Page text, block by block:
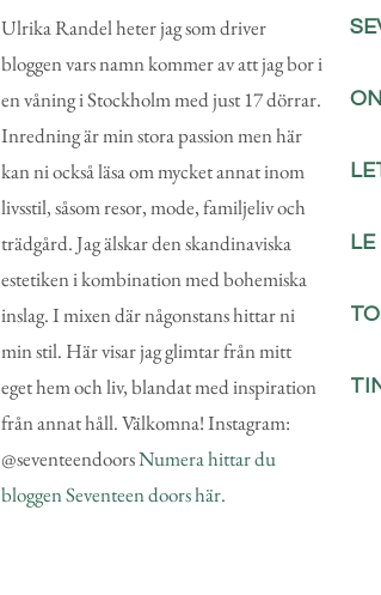
Ulrika Randel heter jag som driver
bloggen vars namn kommer av att jag bor i
en våning i Stockholm med just 17 dörrar.
Inredning är min stora passion men här
kan ni också läsa om mycket annat inom
livsstil, såsom resor, mode, familjeliv och
trädgård. Jag älskar den skandinaviska
estetiken i kombination med bohemiska
inslag. I mixen där någonstans hittar ni
min stil. Här visar jag glimtar från mitt
eget hem och liv, blandat med inspiration
från annat håll. Välkomna! Instagram:
@seventeendoorsNumera hittar du
bloggen Seventeen doors här.
LE